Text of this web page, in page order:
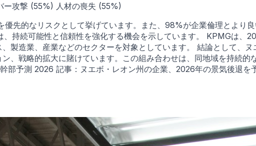
攻撃 (55%) 人材の喪失 (55%)
先的なリスクとして挙げています。また、98%が企業倫理とより
持続可能性と信頼性を強化する機会を示しています。 KPMGは、
製造業、産業などのセクターを対象としています。 結論として、
、戦略的拡大に賭けています。この組み合わせは、同地域を持続
部予測 2026 記事：ヌエボ・レオン州の企業、2026年の景気後退